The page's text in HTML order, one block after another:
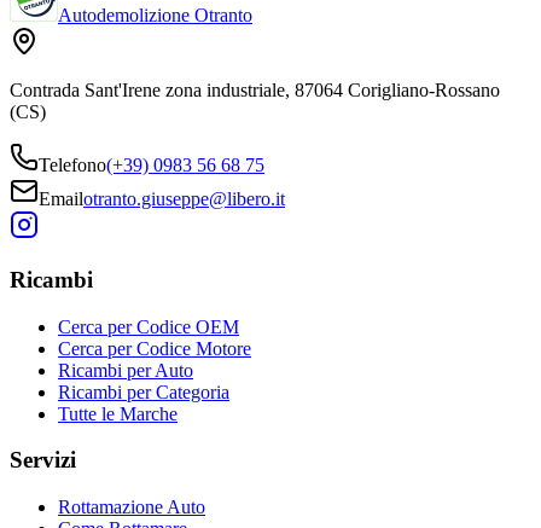
Autodemolizione Otranto
Contrada Sant'Irene zona industriale, 87064 Corigliano-Rossano
(CS)
Telefono(+39) 0983 56 68 75
Emailotranto.giuseppe@libero.it
Ricambi
Cerca per Codice OEM
Cerca per Codice Motore
Ricambi per Auto
Ricambi per Categoria
Tutte le Marche
Servizi
Rottamazione Auto